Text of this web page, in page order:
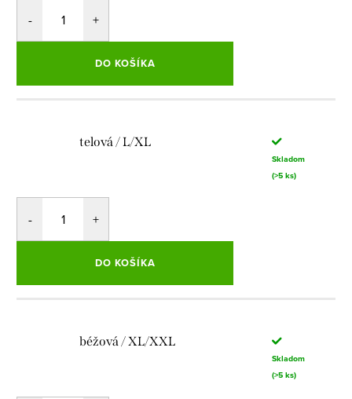
DO KOŠÍKA
telová / L/XL
Skladom
(>5 ks)
DO KOŠÍKA
béžová / XL/XXL
Skladom
(>5 ks)